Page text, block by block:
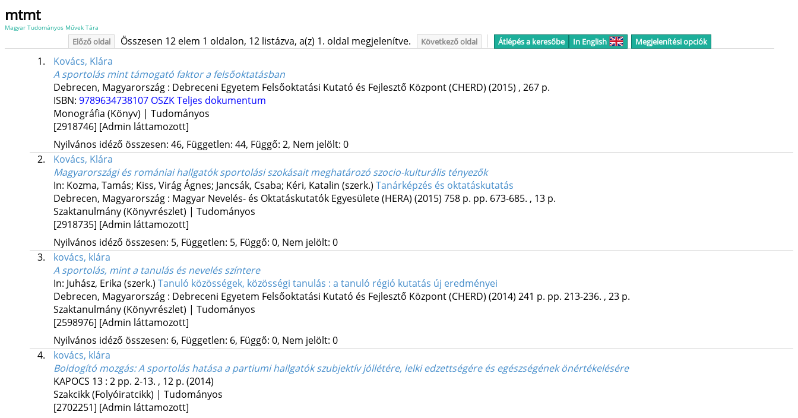
mtmt
Magyar Tudományos Művek Tára
Előző oldal Összesen 12 elem 1 oldalon, 12 listázva, a(z) 1. oldal megjelenítve. Következő oldal Átlépés a keresőbe In English Megjelenítési opciók
1.
Kovács, Klára
A sportolás mint támogató faktor a felsőoktatásban
Debrecen, Magyarország : Debreceni Egyetem Felsőoktatási Kutató és Fejlesztő Központ (CHERD) (2015) , 267 p.
ISBN: 9789634738107 OSZKTeljes dokumentum
Monográfia (Könyv) | Tudományos
[2918746] [Admin láttamozott]
Nyilvános idéző összesen: 46, Független: 44, Függő: 2, Nem jelölt: 0
2.
Kovács, Klára
Magyarországi és romániai hallgatók sportolási szokásait meghatározó szocio-kulturális tényezők
In: Kozma, Tamás; Kiss, Virág Ágnes; Jancsák, Csaba; Kéri, Katalin (szerk.) Tanárképzés és oktatáskutatás
Debrecen, Magyarország : Magyar Nevelés- és Oktatáskutatók Egyesülete (HERA) (2015) 758 p. pp. 673-685. , 13 p.
Szaktanulmány (Könyvrészlet) | Tudományos
[2918735] [Admin láttamozott]
Nyilvános idéző összesen: 5, Független: 5, Függő: 0, Nem jelölt: 0
3.
kovács, klára
A sportolás, mint a tanulás és nevelés színtere
In: Juhász, Erika (szerk.) Tanuló közösségek, közösségi tanulás : a tanuló régió kutatás új eredményei
Debrecen, Magyarország : Debreceni Egyetem Felsőoktatási Kutató és Fejlesztő Központ (CHERD) (2014) 241 p. pp. 213-236. , 23 p.
Szaktanulmány (Könyvrészlet) | Tudományos
[2598976] [Admin láttamozott]
Nyilvános idéző összesen: 6, Független: 6, Függő: 0, Nem jelölt: 0
4.
kovács, klára
Boldogító mozgás: A sportolás hatása a partiumi hallgatók szubjektív jóllétére, lelki edzettségére és egészségének önértékelésére
KAPOCS 13: 2 pp. 2-13. , 12 p. (2014)
Szakcikk (Folyóiratcikk) | Tudományos
[2702251] [Admin láttamozott]